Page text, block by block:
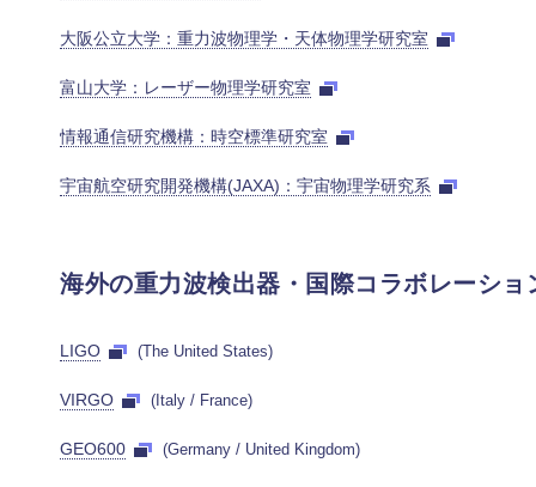
大阪公立大学：重力波物理学・天体物理学研究室
富山大学：レーザー物理学研究室
情報通信研究機構：時空標準研究室
宇宙航空研究開発機構(JAXA)：宇宙物理学研究系
海外の重力波検出器・国際コラボレーショ
LIGO (The United States)
VIRGO (Italy / France)
GEO600 (Germany / United Kingdom)